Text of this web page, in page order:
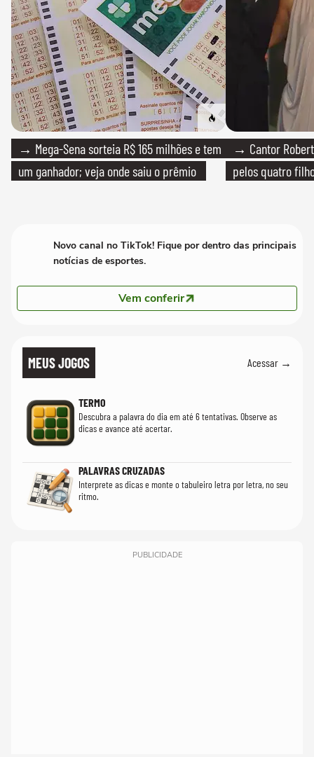
→ Mega-Sena sorteia R$ 165 milhões e tem
um ganhador; veja onde saiu o prêmio
→ Cantor
pelos quatro
Novo canal no TikTok! Fique por dentro das principais
notícias de esportes.
Vem conferir
MEUS JOGOS Acessar →
TERMO
Descubra a palavra do dia em até 6 tentativas. Observe as
dicas e avance até acertar.
PALAVRAS CRUZADAS
Interprete as dicas e monte o tabuleiro letra por letra, no seu
ritmo.
PUBLICIDADE